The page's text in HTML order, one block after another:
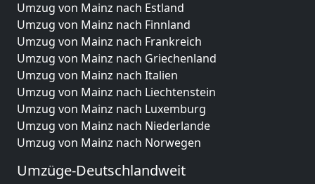
Umzug von Mainz nach Estland
Umzug von Mainz nach Finnland
Umzug von Mainz nach Frankreich
Umzug von Mainz nach Griechenland
Umzug von Mainz nach Italien
Umzug von Mainz nach Liechtenstein
Umzug von Mainz nach Luxemburg
Umzug von Mainz nach Niederlande
Umzug von Mainz nach Norwegen
Umzüge-Deutschlandweit